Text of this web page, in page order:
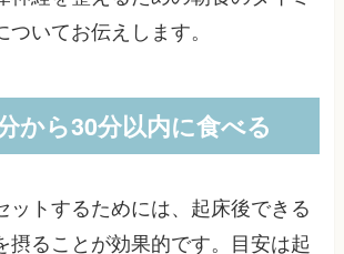
ついてお伝えします。
から30分以内に食べる
ットするためには、起床後できる
摂ることが効果的です。目安は起